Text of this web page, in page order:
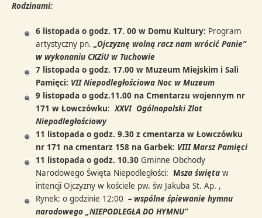
Rodzinami:
6 listopada o godz. 17. 00 w Domu Kultury: Program
artystyczny pn.
„Ojczyznę wolną racz nam wrócić Panie”
w wykonaniu CKZiU w Tuchowie
7 listopada o godz. 17.00 w Muzeum Miejskim i Sali
Pamięci: VII Niepodległościowa Noc w Muzeum
9 listopada o godz.11.00 na Cmentarzu wojennym nr
171 w Łowczówku: XXVI Ogólnopolski Zlot
Niepodległościowy
11 listopada o godz. 9.30 z cmentarza w Łowczówku
nr 171 na cmentarz 158 na Garbek: VIII Marsz Pamięci
11 listopada o godz. 10.30 Gminne Obchody
Narodowego Święta Niepodległości: Msza świętaw
intencji Ojczyzny w kościele pw. św Jakuba St. Ap. ,
Rynek: o godzinie 12:00 – wspólne śpiewanie hymnu
narodowego „NIEPODLEGŁA DO HYMNU”